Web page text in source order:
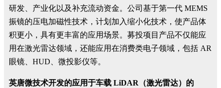
研发、产业化以及补充流动资金。公司基于第一代 MEMS
振镜的压电加磁性技术，计划加入缩小化技术，使产品体
积更小，具有更丰富的应用场景。募投项目产品不仅能应
用在激光雷达领域，还能应用在消费类电子领域，包括 AR
眼镜、HUD、微投影仪等。
英唐微技术开发的应用于车载 LiDAR（激光雷达）的